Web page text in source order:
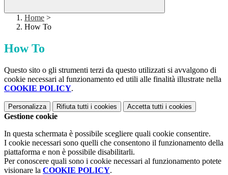
Home >
How To
How To
Questo sito o gli strumenti terzi da questo utilizzati si avvalgono di
cookie necessari al funzionamento ed utili alle finalità illustrate nella
COOKIE POLICY.
Personalizza Rifiuta tutti i cookies Accetta tutti i cookies
Gestione cookie
In questa schermata è possibile scegliere quali cookie consentire.
I cookie necessari sono quelli che consentono il funzionamento della
piattaforma e non è possibile disabilitarli.
Per conoscere quali sono i cookie necessari al funzionamento potete
visionare la COOKIE POLICY.